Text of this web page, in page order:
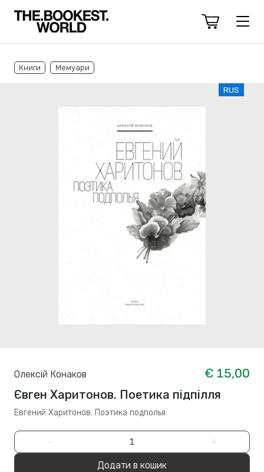
Книги Мемуари
RUS
Олексій Конаков
€ 15,00
Євген Харитонов. Поетика підпілля
Евгений Харитонов. Поэтика подполья
− +
Додати в кошик